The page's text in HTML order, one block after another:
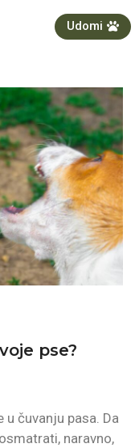
Udomi
pse?
čuvanju pasa. Da
naravno,